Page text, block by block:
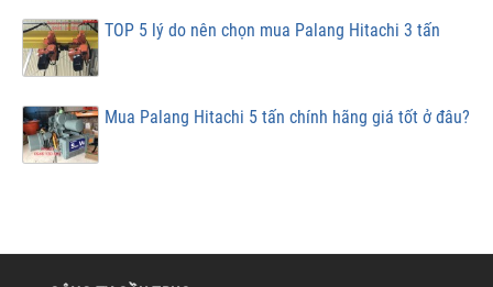
TOP 5 lý do nên chọn mua Palang Hitachi 3 tấn
Mua Palang Hitachi 5 tấn chính hãng giá tốt ở đâu?